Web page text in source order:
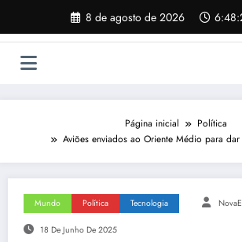
o
8 de agosto de 2026
Página inicial
Política
Aviões enviados ao Oriente Médio para
Mundo Política Tecnologia NovaE
18 De Junho De 2025